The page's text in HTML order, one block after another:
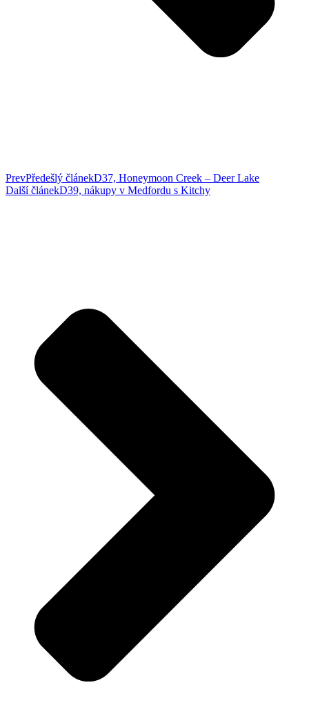
PrevPředešlý článekD37, Honeymoon Creek – Deer Lake
Další článekD39, nákupy v Medfordu s Kitchy